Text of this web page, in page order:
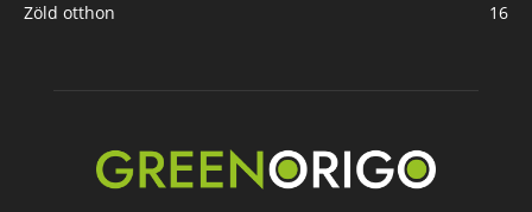
Zöld otthon
16